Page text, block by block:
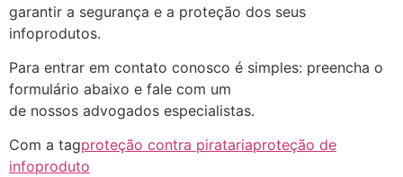
garantir a segurança e a proteção dos seus
infoprodutos.
Para entrar em contato conosco é simples: preencha o
formulário abaixo e fale com um
de nossos advogados especialistas.
Com a tagproteção contra piratariaproteção de
infoproduto